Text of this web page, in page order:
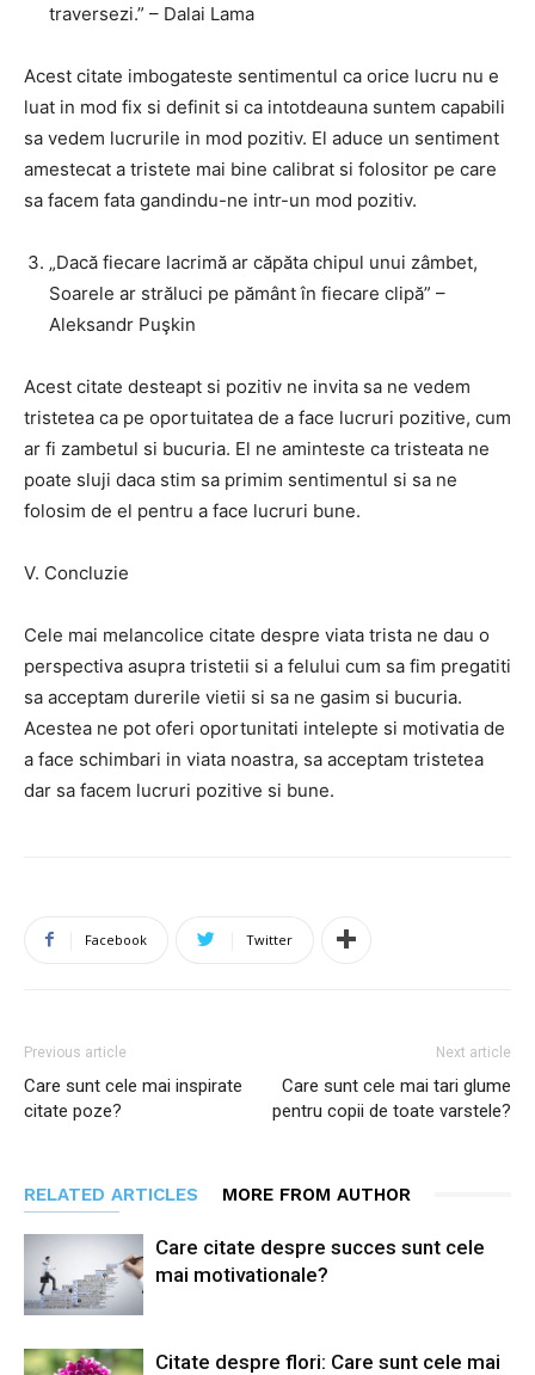
traversezi.” – Dalai Lama
Acest citate imbogateste sentimentul ca orice lucru nu e
luat in mod fix si definit si ca intotdeauna suntem capabili
sa vedem lucrurile in mod pozitiv. El aduce un sentiment
amestecat a tristete mai bine calibrat si folositor pe care
sa facem fata gandindu-ne intr-un mod pozitiv.
„Dacă fiecare lacrimă ar căpăta chipul unui zâmbet,
Soarele ar străluci pe pământ în fiecare clipă” –
Aleksandr Puşkin
Acest citate desteapt si pozitiv ne invita sa ne vedem
tristetea ca pe oportuitatea de a face lucruri pozitive, cum
ar fi zambetul si bucuria. El ne aminteste ca tristeata ne
poate sluji daca stim sa primim sentimentul si sa ne
folosim de el pentru a face lucruri bune.
V. Concluzie
Cele mai melancolice citate despre viata trista ne dau o
perspectiva asupra tristetii si a felului cum sa fim pregatiti
sa acceptam durerile vietii si sa ne gasim si bucuria.
Acestea ne pot oferi oportunitati intelepte si motivatia de
a face schimbari in viata noastra, sa acceptam tristetea
dar sa facem lucruri pozitive si bune.
Facebook Twitter
Previous article
Care sunt cele mai inspirate
citate poze?
Next article
Care sunt cele mai tari glume
pentru copii de toate varstele?
RELATED ARTICLES MORE FROM AUTHOR
Care citate despre succes sunt cele
mai motivationale?
Citate despre flori: Care sunt cele mai